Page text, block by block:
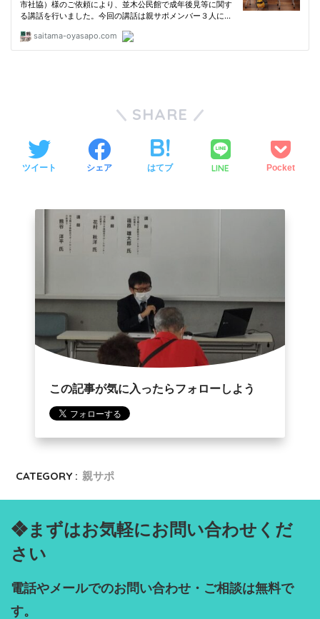
SHARE
ツイート シェア はてブ LINE Pocket
この記事が気に入ったらフォローしよう
CATEGORY : 親サポ
❖まずはお気軽にお問い合わせくだ
さい
電話やメールでのお問い合わせ・ご相談は無料で
す。